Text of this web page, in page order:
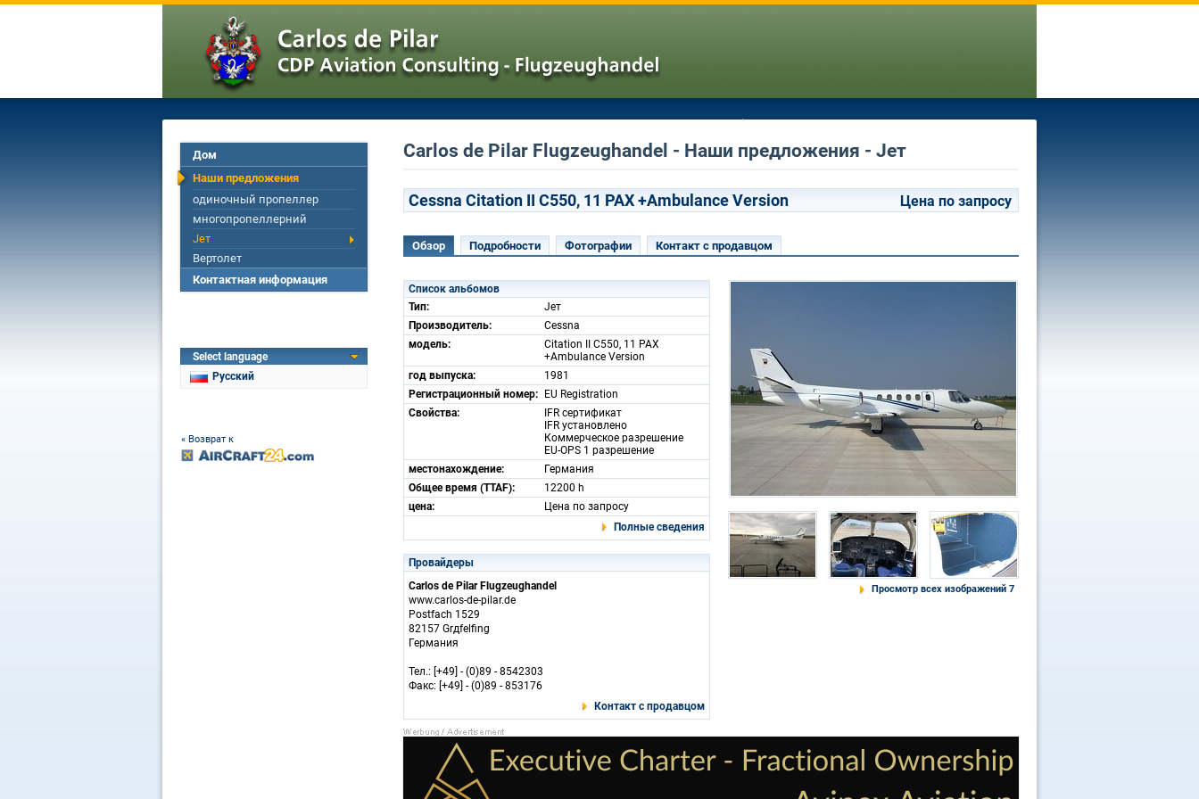
Дом
Наши предложения
одиночный пропеллер
многопропеллерний
Jет
Вертолет
Контактная информация
Select language
Русский
« Возврат к
Carlos de Pilar Flugzeughandel - Наши предложения - Jет
Cessna Citation II C550, 11 PAX +Ambulance Version Цена по запросу
Обзор Подробности Фотографии Контакт с продавцом
Список альбомов
Тип:
Jет
Производитель:
Cessna
модель:
Citation II C550, 11 PAX
+Ambulance Version
год выпуска:
1981
Регистрационный номер:
EU Registration
Свойства:
IFR сертификат
IFR установлено
Коммерческое разрешение
EU-OPS 1 разрешение
местонахождение:
Германия
Общее время (TTAF):
12200 h
цена:
Цена по запросу
Полные сведения
Провайдеры
Carlos de Pilar Flugzeughandel
www.carlos-de-pilar.de
Postfach 1529
82157 Grдfelfing
Германия
Тел.: [+49] - (0)89 - 8542303
Факс: [+49] - (0)89 - 853176
Контакт с продавцом
Просмотр всех изображений 7